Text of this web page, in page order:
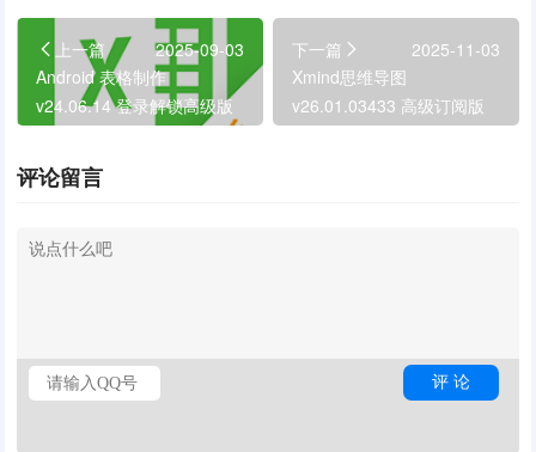
上一篇
2025-09-03
Android 表格制作
v24.06.14 登录解锁高级版
下一篇
2025-11-03
Xmind思维导图
v26.01.03433 高级订阅版
评论留言